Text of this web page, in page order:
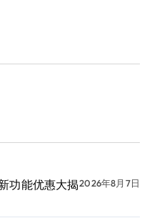
功能优惠大揭2026年8月7日